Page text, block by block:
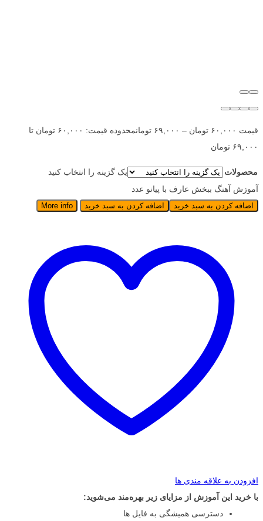
قیمت ۶۰,۰۰۰ تومان – ۶۹,۰۰۰ تومان
محدوده قیمت: ۶۰,۰۰۰ تومان تا
۶۹,۰۰۰ تومان
محصولات
یک گزینه را انتخاب کنید
آموزش آهنگ ببخش عارف با پیانو عدد
اضافه کردن به سبد خرید اضافه کردن به سبد خرید More info
افزودن به علاقه مندی ها
با خرید این آموزش از مزایای زیر بهره‌مند می‌شوید:
دسترسی همیشگی به فایل ها